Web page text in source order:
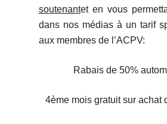
soutenantet en vous
dans nos médias à un tarif
aux membres de l’ACPV:
Rabais de 50%
4ème mois gratuit sur achat